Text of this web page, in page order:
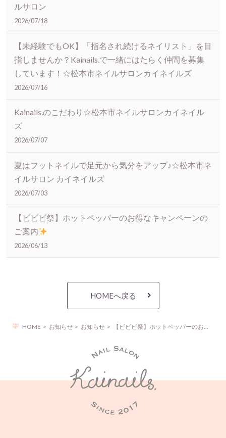
ルサロン
2026/07/18
【未経験でもOK】「指名され続けるネイリスト」を目
指しませんか？Kainails.で一緒にはたらく仲間を募集
しています！☆松本市ネイルサロンカイネイルズ
2026/07/16
Kainails.のこだわり☆松本市ネイルサロンカイネイル
ズ
2026/07/07
夏はフットネイルで足元から気分をアップ♪☆松本市ネ
イルサロン カイネイルズ
2026/07/03
【ビビビ祭】ホットペッパーのお得なキャンペーンの
ご案内
2026/06/13
HOMEへ戻る
HOME お知らせ お知らせ 【ビビビ祭】ホットペッパーのお得なキャンペーンのご案内